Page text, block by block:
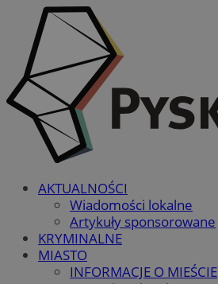
AKTUALNOŚCI
Wiadomości lokalne
Artykuły sponsorowane
KRYMINALNE
MIASTO
INFORMACJE O MIEŚCIE